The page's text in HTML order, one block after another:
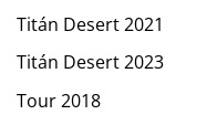
Titán Desert 2021
Titán Desert 2023
Tour 2018